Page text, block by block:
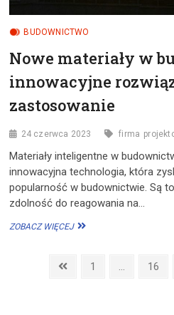
BUDOWNICTWO
Nowe materiały w
innowacyjne
zastosowanie
24 czerwca 2023 firma
Materiały inteligentne w
innowacyjna technologia, która
popularność w budownictwie. Są
zdolność do reagowania na…
ZOBACZ WIĘCEJNOWE
BUDOWNICTWIE:
Stronicowanie
Previous
Page
1 … Page
16